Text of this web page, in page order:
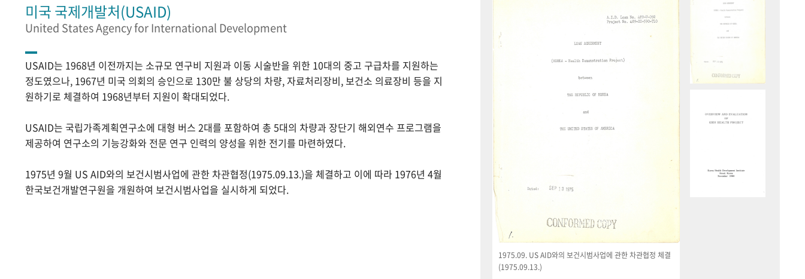
미국 국제개발처(USAID)
United States Agency for International Development
USAID는 1968년 이전까지는 소규모 연구비 지원과 이동 시술반을 위한 10대의 중고 구급차를 지원하는
정도였으나, 1967년 미국 의회의 승인으로 130만 불 상당의 차량, 자료처리장비, 보건소 의료장비 등을 지
원하기로 체결하여 1968년부터 지원이 확대되었다.
USAID는 국립가족계획연구소에 대형 버스 2대를 포함하여 총 5대의 차량과 장단기 해외연수 프로그램을
제공하여 연구소의 기능강화와 전문 연구 인력의 양성을 위한 전기를 마련하였다.
1975년 9월 US AID와의 보건시범사업에 관한 차관협정(1975.09.13.)을 체결하고 이에 따라 1976년 4월
한국보건개발연구원을 개원하여 보건시범사업을 실시하게 되었다.
1975.09. US AID와의 보건시범사업에 관한 차관협정 체결
(1975.09.13.)